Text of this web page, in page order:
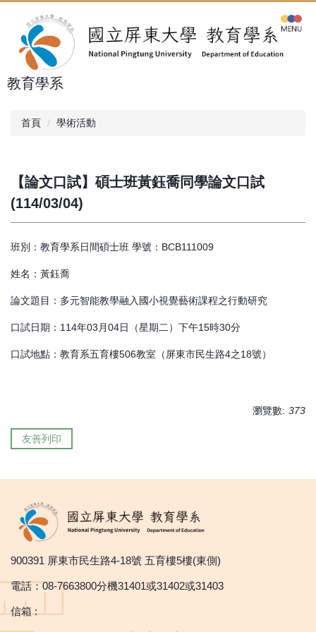
容
教育學系
首頁 學術活動
【論文口試】碩士班黃鈺喬同學論文口試
(114/03/04)
班別：教育學系日間碩士班 學號：BCB111009
姓名：黃鈺喬
論文題目：多元智能教學融入國小視覺藝術課程之行動研究
口試日期：114年03月04日（星期二）下午15時30分
口試地點：教育系五育樓506教室（屏東市民生路4之18號）
瀏覽數: 373
友善列印
900391 屏東市民生路4-18號 五育樓5樓(東側)
電話：08-7663800分機31401或31402或31403
信箱 :